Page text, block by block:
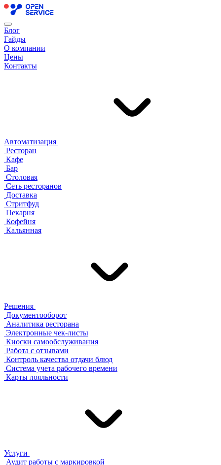
Блог
Гайды
О компании
Цены
Контакты
Автоматизация
Ресторан
Кафе
Бар
Столовая
Сеть ресторанов
Доставка
Стритфуд
Пекарня
Кофейня
Кальянная
Решения
Документооборот
Аналитика ресторана
Электронные чек-листы
Киоски самообслуживания
Работа с отзывами
Контроль качества отдачи блюд
Система учета рабочего времени
Карты лояльности
Услуги
Аудит работы с маркировкой